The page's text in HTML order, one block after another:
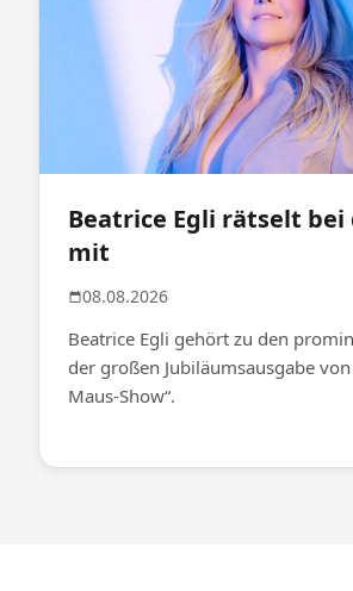
Beatrice Egli rätselt bei
mit
08.08.2026
Beatrice Egli gehört zu den
der großen Jubiläumsausgabe
Maus-Show“.